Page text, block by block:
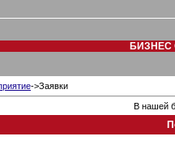
БИЗНЕС
->Заявки
В нашей